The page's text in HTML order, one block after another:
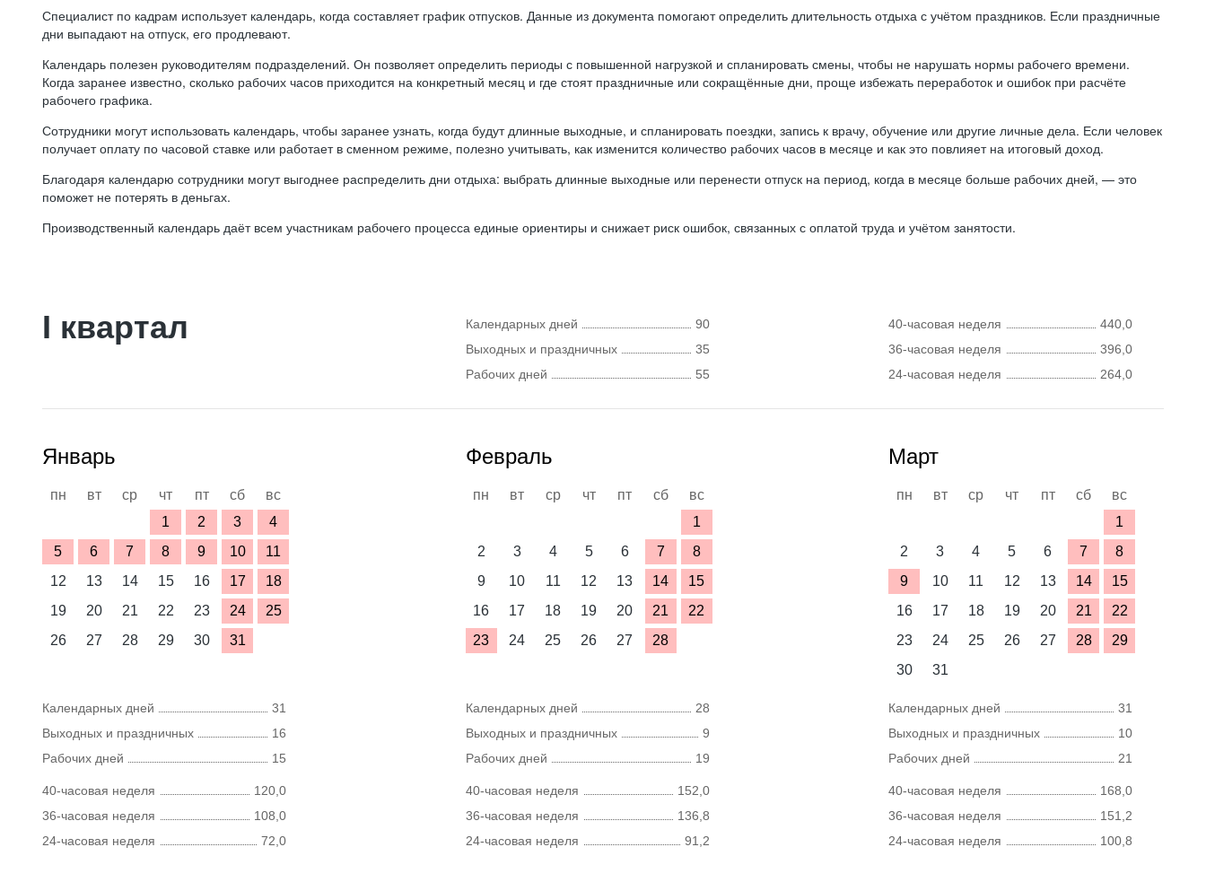
Специалист по кадрам использует календарь, когда составляет график отпусков. Данные из документа помогают определить длительность отдыха с учётом праздников. Если праздничные
дни выпадают на отпуск, его продлевают.
Календарь полезен руководителям подразделений. Он позволяет определить периоды с повышенной нагрузкой и спланировать смены, чтобы не нарушать нормы рабочего времени.
Когда заранее известно, сколько рабочих часов приходится на конкретный месяц и где стоят праздничные или сокращённые дни, проще избежать переработок и ошибок при расчёте
рабочего графика.
Сотрудники могут использовать календарь, чтобы заранее узнать, когда будут длинные выходные, и спланировать поездки, запись к врачу, обучение или другие личные дела. Если человек
получает оплату по часовой ставке или работает в сменном режиме, полезно учитывать, как изменится количество рабочих часов в месяце и как это повлияет на итоговый доход.
Благодаря календарю сотрудники могут выгоднее распределить дни отдыха: выбрать длинные выходные или перенести отпуск на период, когда в месяце больше рабочих дней, — это
поможет не потерять в деньгах.
Производственный календарь даёт всем участникам рабочего процесса единые ориентиры и снижает риск ошибок, связанных с оплатой труда и учётом занятости.
I квартал Календарных дней
90
Выходных и праздничных
35
Рабочих дней
55
40-часовая неделя
440,0
36-часовая неделя
396,0
24-часовая неделя
264,0
Январь
пн вт ср чт пт сб
вс
1
2 3
4
5
6 7 8 9 10
11
12
13 14 15 16 17
18
19
20 21 22 23 24
25
26
27 28 29 30 31
Календарных дней
31
Выходных и праздничных
16
Рабочих дней
15
40-часовая неделя
120,0
36-часовая неделя
108,0
24-часовая неделя
72,0
Февраль
пн вт ср чт пт сб
вс
1
2
3 4 5 6 7
8
9
10 11 12 13 14
15
16
17 18 19 20 21
22
23
24 25 26 27 28
Календарных дней
28
Выходных и праздничных
9
Рабочих дней
19
40-часовая неделя
152,0
36-часовая неделя
136,8
24-часовая неделя
91,2
Март
пн вт ср чт пт сб
вс
1
2
3 4 5 6 7
8
9
10 11 12 13 14
15
16
17 18 19 20 21
22
23
24 25 26 27 28
29
30
31
Календарных дней
31
Выходных и праздничных
10
Рабочих дней
21
40-часовая неделя
168,0
36-часовая неделя
151,2
24-часовая неделя
100,8